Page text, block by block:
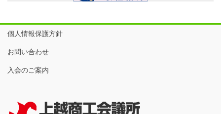
個人情報保護方針
お問い合わせ
入会のご案内